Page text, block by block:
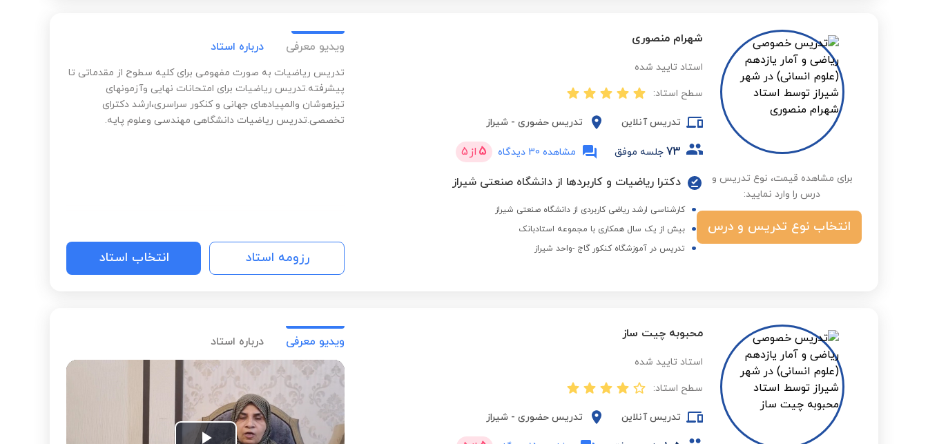
برای مشاهده قیمت، نوع تدریس و
درس را وارد نمایید:
انتخاب نوع تدریس و درس
شهرام منصوری
استاد تایید شده
سطح استاد:
تدریس آنلاین تدریس حضوری - شیراز
73 جلسه موفق مشاهده 30 دیدگاه 5 از 5
دکترا ریاضیات و کاربردها از دانشگاه صنعتی شیراز
کارشناسی ارشد ریاضی کاربردی از دانشگاه صنعتی شیراز
بیش از یک سال همکاری با مجموعه استادبانک
تدریس در آموزشگاه کنکور گاج -واحد شیراز
ویدیو معرفی درباره استاد
تدریس ریاضیات به صورت مفهومی برای کلیه سطوح از مقدماتی تا
پیشرفته.تدریس ریاضیات برای امتحانات نهایی وآزمونهای
تیزهوشان والمپیادهای جهانی و کنکور سراسری،ارشد دکترای
تخصصی.تدریس ریاضیات دانشگاهی مهندسی وعلوم پایه.
رزومه استاد انتخاب استاد
محبوبه چیت ساز
استاد تایید شده
سطح استاد:
تدریس آنلاین تدریس حضوری - شیراز
ویدیو معرفی درباره استاد